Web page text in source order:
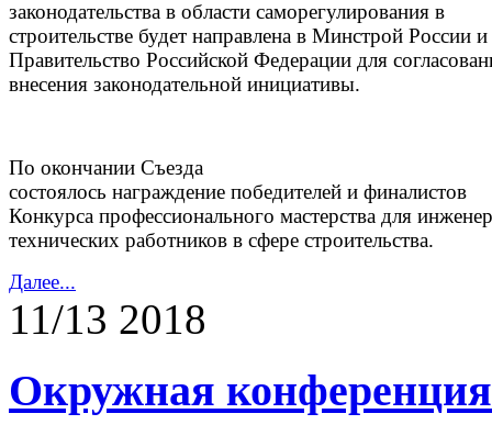
законодательства в области саморегулирования в
строительстве будет направлена в Минстрой России и
Правительство Российской Федерации для
внесения законодательной инициативы.
По окончании Съезда
состоялось награждение победителей и финалистов
Конкурса профессионального мастерства для
технических работников в сфере строительства.
Далее...
11/13 2018
Окружная